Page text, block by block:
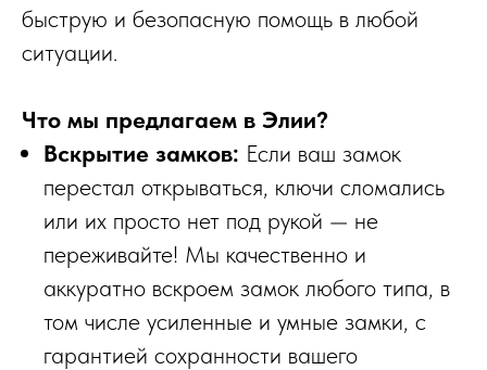
быструю и безопасную помощь в любой
ситуации.
Что мы предлагаем в Элии?
Вскрытие замков: Если ваш замок
перестал открываться, ключи сломались
или их просто нет под рукой — не
переживайте! Мы качественно и
аккуратно вскроем замок любого типа, в
том числе усиленные и умные замки, с
гарантией сохранности вашего